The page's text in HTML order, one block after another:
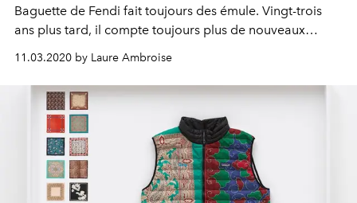
Baguette de Fendi fait toujours des émule. Vingt-trois
ans plus tard, il compte toujours plus de nouveaux
modèles ainsi que de nouveaux ambassadeurs, tels
l’actrice japonaise Naomi Watanabe et l’acteur
américain Tommy Dorfman.
11.03.2020 by Laure Ambroise